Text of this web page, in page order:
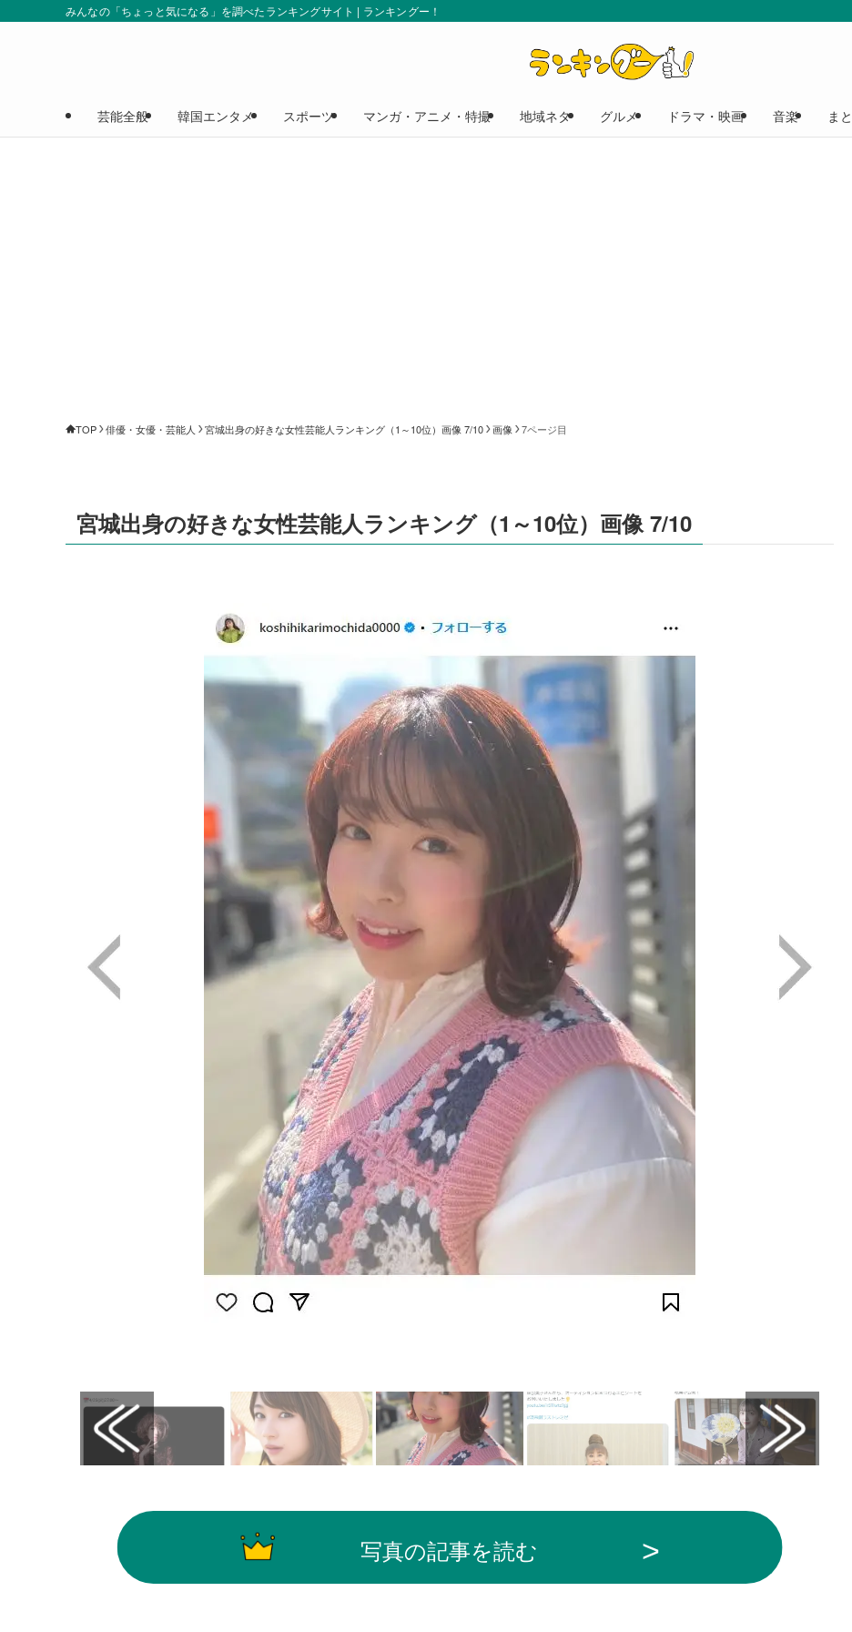
みんなの「ちょっと気になる」を調べたランキングサイト | ランキングー！
芸能全般 韓国エンタメ スポーツ マンガ・アニメ・特撮 地域ネタ グルメ ドラマ・映画 音楽 ま
TOP 俳優・女優・芸能人 宮城出身の好きな女性芸能人ランキング（1～10位）画像 7/10 画像 7ページ目
宮城出身の好きな女性芸能人ランキング（1～10位）画像 7/10
写真の記事を読む